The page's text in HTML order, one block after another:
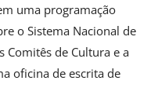
uma programação
o Sistema Nacional de
Comitês de Cultura e a
oficina de escrita de